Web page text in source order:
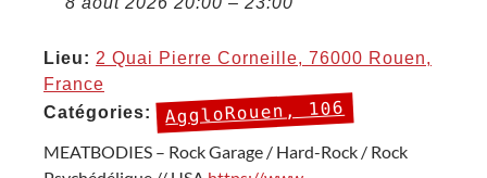
Lieu: 2 Quai Pierre Corneille, 76000 Rouen,
France
Catégories:
AggloRouen, 106
MEATBODIES – Rock Garage / Hard-Rock / Rock